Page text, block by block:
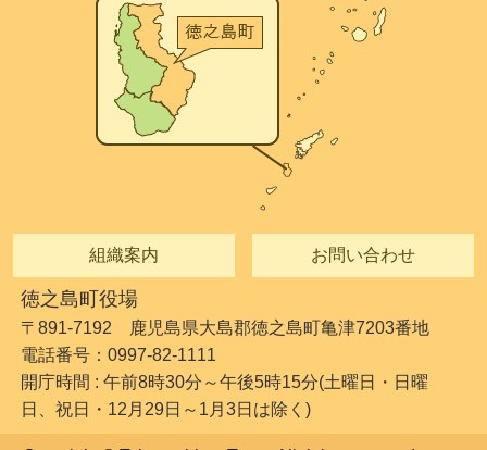
組織案内 お問い合わせ
徳之島町役場
〒891-7192 鹿児島県大島郡徳之島町亀津7203番地
電話番号：0997-82-1111
開庁時間 : 午前8時30分～午後5時15分(土曜日・日曜
日、祝日・12月29日～1月3日は除く)